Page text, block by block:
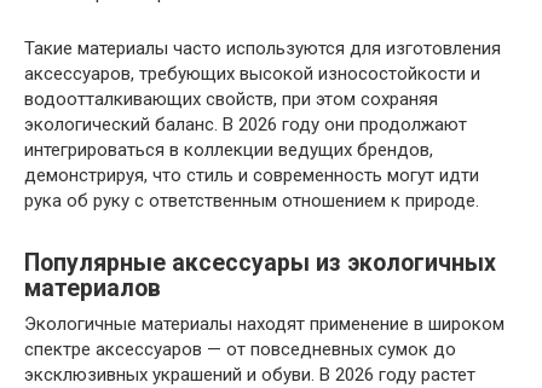
Такие материалы часто используются для изготовления
аксессуаров, требующих высокой износостойкости и
водоотталкивающих свойств, при этом сохраняя
экологический баланс. В 2026 году они продолжают
интегрироваться в коллекции ведущих брендов,
демонстрируя, что стиль и современность могут идти
рука об руку с ответственным отношением к природе.
Популярные аксессуары из экологичных
материалов
Экологичные материалы находят применение в широком
спектре аксессуаров — от повседневных сумок до
эксклюзивных украшений и обуви. В 2026 году растет